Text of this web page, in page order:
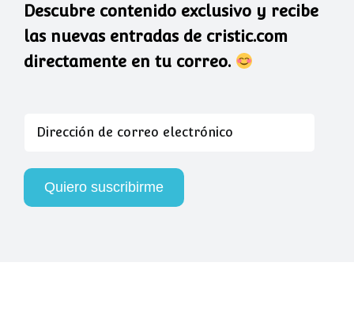
Descubre contenido exclusivo y recibe
las nuevas entradas de cristic.com
directamente en tu correo.
Dirección
correo
electrónico
Quiero suscribirme